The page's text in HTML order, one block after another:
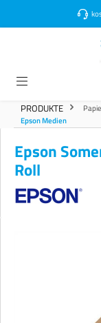
PRODUKTE
Epson Medien
Epson
Roll